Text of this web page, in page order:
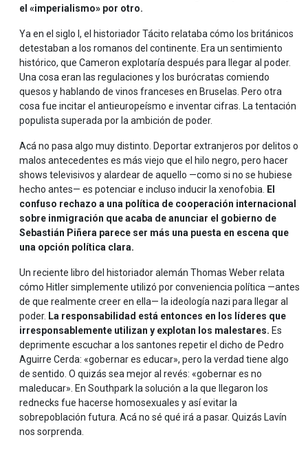
el «imperialismo» por otro.
Ya en el siglo I, el historiador Tácito relataba cómo los británicos
detestaban a los romanos del continente. Era un sentimiento
histórico, que Cameron explotaría después para llegar al poder.
Una cosa eran las regulaciones y los burócratas comiendo
quesos y hablando de vinos franceses en Bruselas. Pero otra
cosa fue incitar el antieuropeísmo e inventar cifras. La tentación
populista superada por la ambición de poder.
Acá no pasa algo muy distinto. Deportar extranjeros por delitos o
malos antecedentes es más viejo que el hilo negro, pero hacer
shows televisivos y alardear de aquello —como si no se hubiese
hecho antes— es potenciar e incluso inducir la xenofobia. El
confuso rechazo a una política de cooperación internacional
sobre inmigración que acaba de anunciar el gobierno de
Sebastián Piñera parece ser más una puesta en escena que
una opción política clara.
Un reciente libro del historiador alemán Thomas Weber relata
cómo Hitler simplemente utilizó por conveniencia política —antes
de que realmente creer en ella— la ideología nazi para llegar al
poder. La responsabilidad está entonces en los líderes que
irresponsablemente utilizan y explotan los malestares. Es
deprimente escuchar a los santones repetir el dicho de Pedro
Aguirre Cerda: «gobernar es educar», pero la verdad tiene algo
de sentido. O quizás sea mejor al revés: «gobernar es no
maleducar». En Southpark la solución a la que llegaron los
rednecks fue hacerse homosexuales y así evitar la
sobrepoblación futura. Acá no sé qué irá a pasar. Quizás Lavín
nos sorprenda.